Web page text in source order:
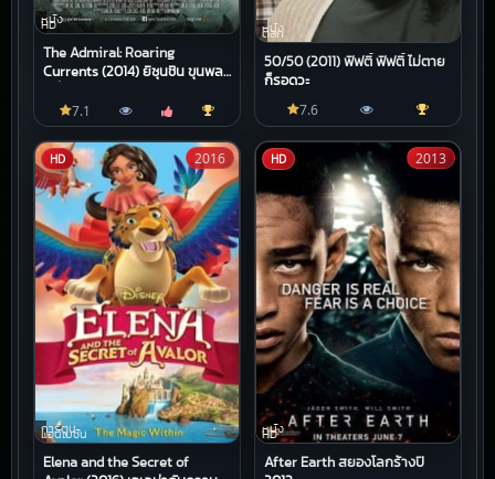
หนัง
HD
The Admiral: Roaring
Currents (2014) ยีซุนชิน ขุนพล
7.1
หนัง
ตลก
50/50 (2011) ฟิฟตี้ ฟิฟตี้ ไม่ตาย
ก็รอดวะ
7.6
HD
การ์ตูน
แอนิเมชัน
Elena and the Secret of
2016 HD
หนัง
HD
After Earth สยองโลกร้างปี
2013